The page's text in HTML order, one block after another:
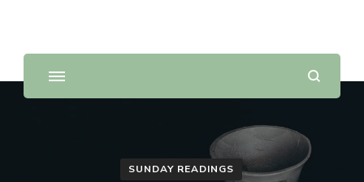
SUNDAY READINGS